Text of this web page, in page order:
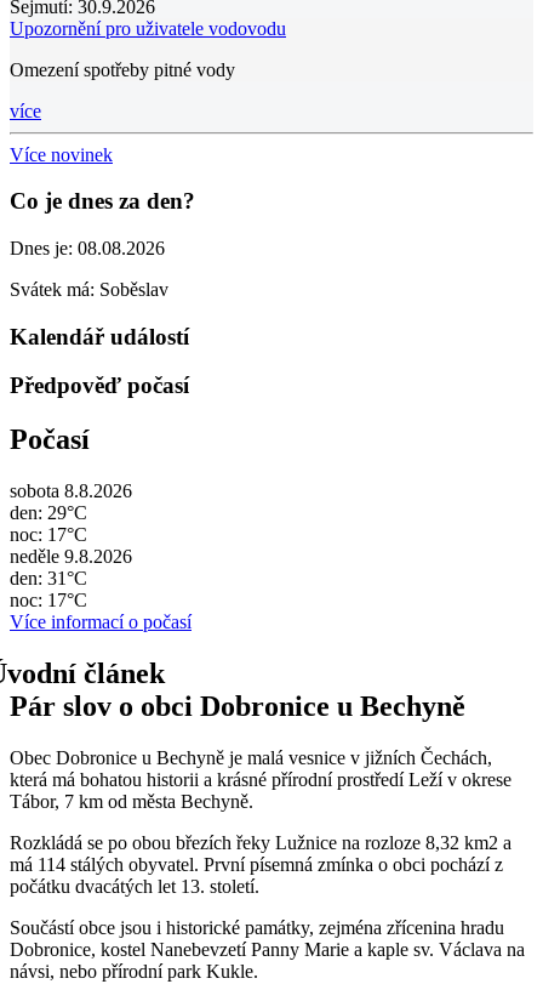
Sejmutí: 30.9.2026
Upozornění pro uživatele vodovodu
Omezení spotřeby pitné vody
více
Více novinek
Co je dnes za den?
Dnes je: 08.08.2026
Svátek má: Soběslav
Kalendář událostí
Předpověď počasí
Počasí
sobota 8.8.2026
den: 29°C
noc: 17°C
neděle 9.8.2026
den: 31°C
noc: 17°C
Více informací o počasí
Pár slov o obci Dobronice u Bechyně
Obec Dobronice u Bechyně je malá vesnice v jižních Čechách,
která má bohatou historii a krásné přírodní prostředí Leží v okrese
Tábor, 7 km od města Bechyně.
Rozkládá se po obou březích řeky Lužnice na rozloze 8,32 km2 a
má 114 stálých obyvatel. První písemná zmínka o obci pochází z
počátku dvacátých let 13. století.
Součástí obce jsou i historické památky, zejména zřícenina hradu
Dobronice, kostel Nanebevzetí Panny Marie a kaple sv. Václava na
návsi, nebo přírodní park Kukle.